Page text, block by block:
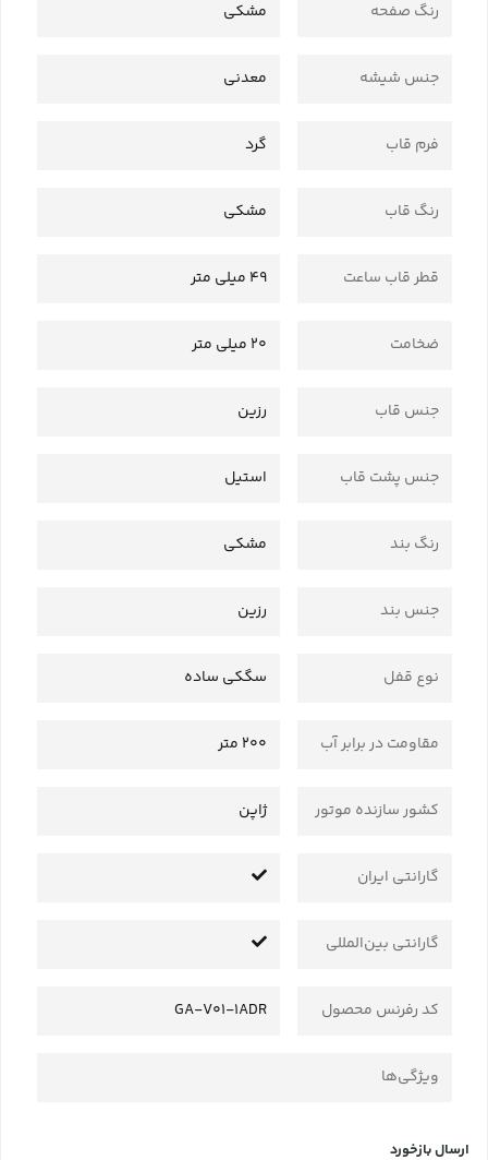
رنگ صفحه مشکی
جنس شیشه معدنی
فرم قاب گرد
رنگ قاب مشکی
قطر قاب ساعت 49 میلی متر
ضخامت 20 میلی متر
جنس قاب رزین
جنس پشت قاب استیل
رنگ بند مشکی
جنس بند رزین
نوع قفل سگکی ساده
مقاومت در برابر آب 200 متر
کشور سازنده موتور ژاپن
گارانتی ایران
گارانتی بین‌المللی
کد رفرنس محصول GA-V01-1ADR
ویژگی‌ها
ارسال بازخورد